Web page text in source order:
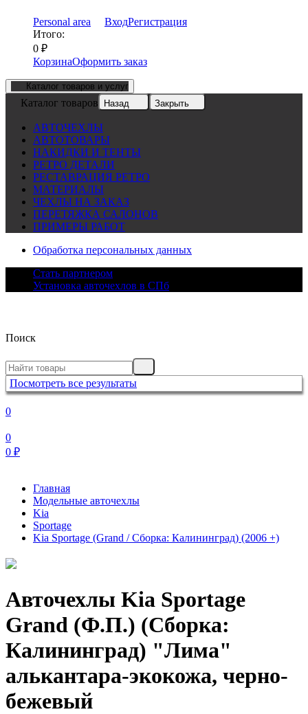
Personal area ВходРегистрация
Итого:
0 ₽
КорзинаОформить заказ
Каталог товаров и услуг
Каталог товаров Назад Закрыть
АВТОЧЕХЛЫ
АВТОТОВАРЫ
НАКИДКИ И ТЕНТЫ
РЕТРО ДЕТАЛИ
РЕСТАВРАЦИЯ РЕТРО
МАТЕРИАЛЫ
ЧЕХЛЫ НА ЗАКАЗ
ПЕРЕТЯЖКА САЛОНОВ
ПРИМЕРЫ РАБОТ
Обработка персональных данных
Стать партнером
Установка авточехлов в СПб
Поиск
Посмотреть все результаты
0
0
0 ₽
Главная
Модельные авточехлы
Kia
Sportage
Kia Sportage (Grand / Сборка: Калининград) (2006 +)
Авточехлы Kia Sportage
Grand (Ф.П.) (Сборка:
Калининград) "Лима"
алькантара-экокожа, черно-
бежевый